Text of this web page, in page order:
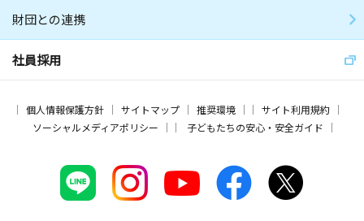
財団との連携
社員採用
個人情報保護方針 サイトマップ 推奨環境
サイト利用規約
ソーシャルメディアポリシー
子どもたちの安心・安全ガイド